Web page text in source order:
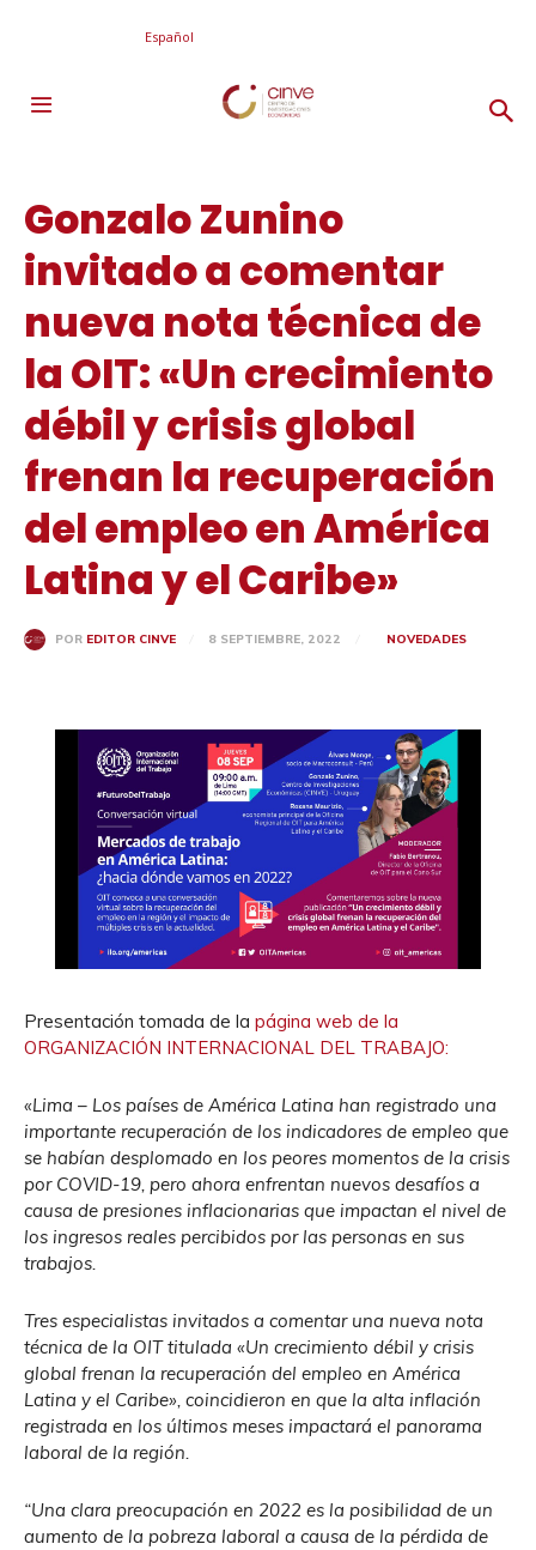
Español
Gonzalo Zunino
invitado a comentar
nueva nota técnica de
la OIT: «Un crecimiento
débil y crisis global
frenan la recuperación
del empleo en América
Latina y el Caribe»
POR EDITOR CINVE 8 SEPTIEMBRE, 2022 NOVEDADES
Presentación tomada de la página web de la
ORGANIZACIÓN INTERNACIONAL DEL TRABAJO:
«Lima – Los países de América Latina han registrado una
importante recuperación de los indicadores de empleo que
se habían desplomado en los peores momentos de la crisis
por COVID-19, pero ahora enfrentan nuevos desafíos a
causa de presiones inflacionarias que impactan el nivel de
los ingresos reales percibidos por las personas en sus
trabajos.
Tres especialistas invitados a comentar una nueva nota
técnica de la OIT titulada «Un crecimiento débil y crisis
global frenan la recuperación del empleo en América
Latina y el Caribe», coincidieron en que la alta inflación
registrada en los últimos meses impactará el panorama
laboral de la región.
“Una clara preocupación en 2022 es la posibilidad de un
aumento de la pobreza laboral a causa de la pérdida de